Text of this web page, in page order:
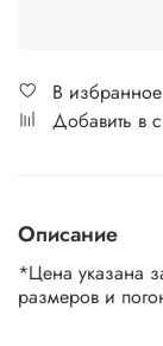
В избранное
Добавить в
Описание
*Цена указана
размеров и